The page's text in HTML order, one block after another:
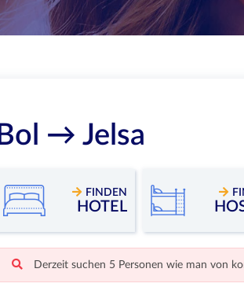
Bol → Jelsa
FINDEN
HOTEL
Derzeit suchen 5 Personen wie man von